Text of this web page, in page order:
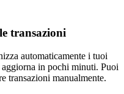
transazioni
automaticamente i tuoi
in pochi minuti. Puoi
transazioni manualmente.